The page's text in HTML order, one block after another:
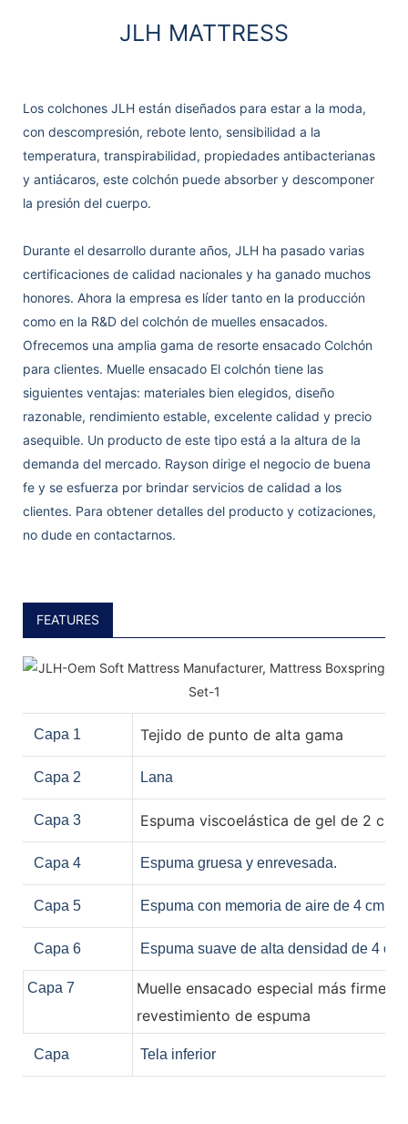
JLH MATTRESS
Los colchones JLH están diseñados para estar a la moda,
con descompresión, rebote lento, sensibilidad a la
temperatura, transpirabilidad, propiedades antibacterianas
y antiácaros, este colchón puede absorber y descomponer
la presión del cuerpo.
Durante el desarrollo durante años, JLH ha pasado varias
certificaciones de calidad nacionales y ha ganado muchos
honores. Ahora la empresa es líder tanto en la producción
como en la R&D del colchón de muelles ensacados.
Ofrecemos una amplia gama de resorte ensacado Colchón
para clientes. Muelle ensacado El colchón tiene las
siguientes ventajas: materiales bien elegidos, diseño
razonable, rendimiento estable, excelente calidad y precio
asequible. Un producto de este tipo está a la altura de la
demanda del mercado. Rayson dirige el negocio de buena
fe y se esfuerza por brindar servicios de calidad a los
clientes. Para obtener detalles del producto y cotizaciones,
no dude en contactarnos.
FEATURES
Capa 1 Tejido de punto de alta gama
Capa 2 Lana
Capa 3 Espuma viscoelástica de gel de 2 cm.
Capa 4 Espuma gruesa y enrevesada.
Capa 5 Espuma con memoria de aire de 4 cm.
Capa 6 Espuma suave de alta densidad de 4 cm.
Capa 7
Muelle ensacado especial más firme
revestimiento de espuma
Capa Tela inferior